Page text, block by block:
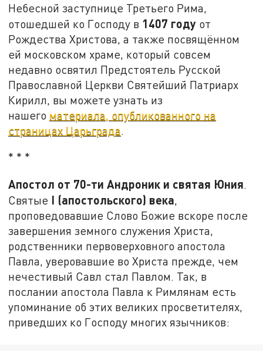
Небесной заступнице Третьего Рима,
отошедшей ко Господу в 1407 году от
Рождества Христова, а также посвящённом
ей московском храме, который совсем
недавно освятил Предстоятель Русской
Православной Церкви Святейший Патриарх
Кирилл, вы можете узнать из
нашего материала, опубликованного на
страницах Царьграда.
* * *
Апостол от 70-ти Андроник и святая Юния.
Святые I (апостольского) века,
проповедовавшие Слово Божие вскоре после
завершения земного служения Христа,
родственники первоверховного апостола
Павла, уверовавшие во Христа прежде, чем
нечестивый Савл стал Павлом. Так, в
послании апостола Павла к Римлянам есть
упоминание об этих великих просветителях,
приведших ко Господу многих язычников: